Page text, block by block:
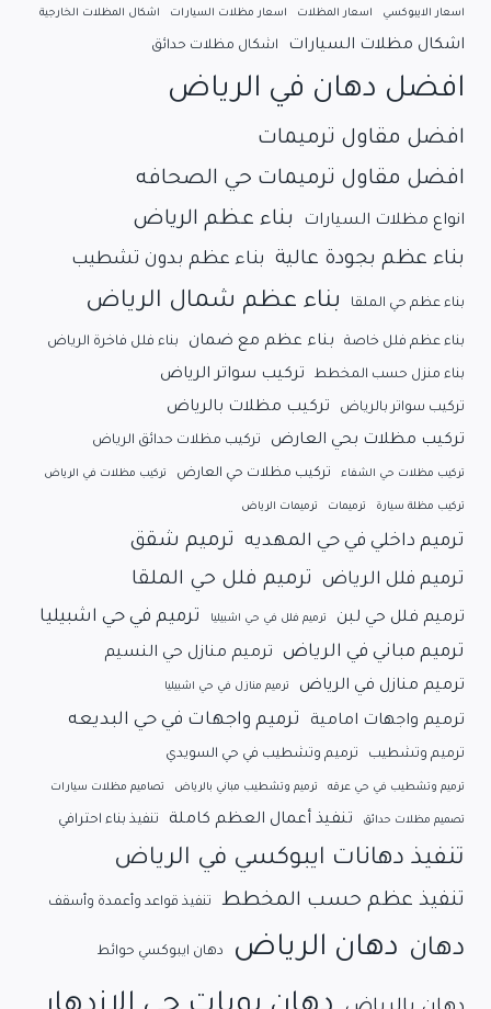
اسعار الايبوكسي اسعار المظلات اسعار مظلات السيارات اشكال المظلات الخارجية
اشكال مظلات السيارات اشكال مظلات حدائق
افضل دهان في الرياض
افضل مقاول ترميمات
افضل مقاول ترميمات حي الصحافه
انواع مظلات السيارات بناء عظم الرياض
بناء عظم بجودة عالية بناء عظم بدون تشطيب
بناء عظم حي الملقا بناء عظم شمال الرياض
بناء عظم فلل خاصة بناء عظم مع ضمان بناء فلل فاخرة الرياض
بناء منزل حسب المخطط تركيب سواتر الرياض
تركيب سواتر بالرياض
تركيب مظلات بالرياض
تركيب مظلات بحي العارض
تركيب مظلات حدائق الرياض
تركيب مظلات حي الشفاء تركيب مظلات حي العارض تركيب مظلات في الرياض
تركيب مظلة سيارة ترميمات ترميمات الرياض
ترميم داخلي في حي المهديه ترميم شقق
ترميم فلل الرياض ترميم فلل حي الملقا
ترميم فلل حي لبن ترميم فلل في حي اشبيليا
ترميم في حي اشبيليا
ترميم مباني في الرياض
ترميم منازل حي النسيم
ترميم منازل في الرياض
ترميم منازل في حي اشبيليا
ترميم واجهات امامية ترميم واجهات في حي البديعه
ترميم وتشطيب ترميم وتشطيب في حي السويدي
ترميم وتشطيب في حي عرقه ترميم وتشطيب مباني بالرياض تصاميم مظلات سيارات
تصميم مظلات حدائق تنفيذ أعمال العظم كاملة تنفيذ بناء احترافي
تنفيذ دهانات ايبوكسي في الرياض
تنفيذ عظم حسب المخطط تنفيذ قواعد وأعمدة وأسقف
دهان دهان الرياض دهان ايبوكسي حوائط